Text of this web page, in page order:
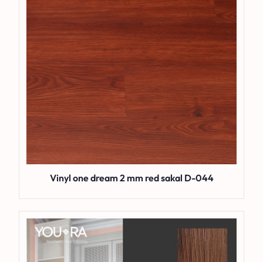
Vinyl one dream 2 mm red sakal D-044